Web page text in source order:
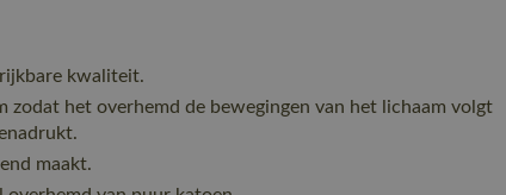
kwaliteit.
zodat het overhemd de bewegingen van het lichaam volgt
maakt.